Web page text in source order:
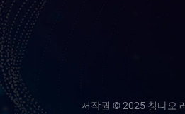
저작권 © 2025 칭다